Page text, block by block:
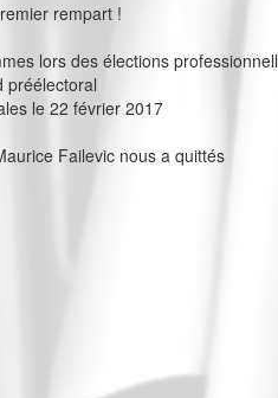
rempart !
lors des élections
préélectoral
le 22 février 2017
Failevic nous a quittés